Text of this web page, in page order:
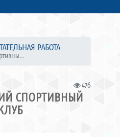
РАБОТА
476
СПОРТИВНЫЙ